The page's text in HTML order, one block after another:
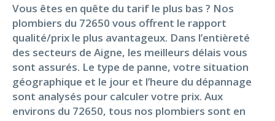
Vous êtes en quête du tarif le plus bas ? Nos
plombiers du 72650 vous offrent le rapport
qualité/prix le plus avantageux. Dans l’entièreté
des secteurs de Aigne, les meilleurs délais vous
sont assurés. Le type de panne, votre situation
géographique et le jour et l’heure du dépannage
sont analysés pour calculer votre prix. Aux
environs du 72650, tous nos plombiers sont en